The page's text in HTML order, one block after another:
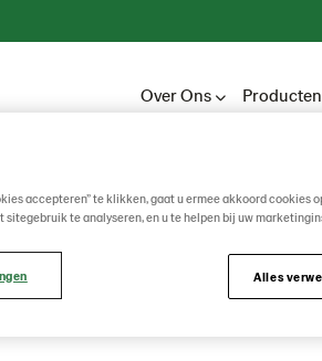
Over Ons
accepteren” te klikken, gaat u ermee akkoord cookies
sitegebruik te analyseren, en u te helpen bij uw
Alles